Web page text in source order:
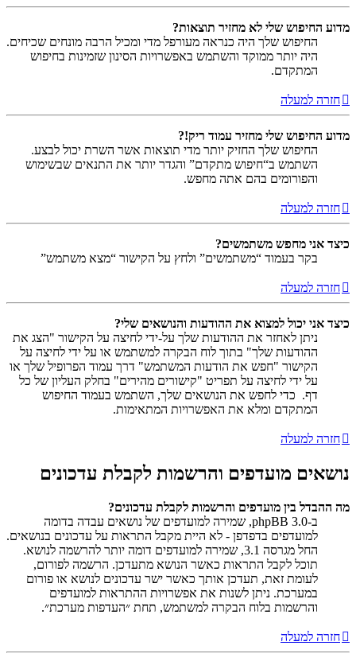
מדוע החיפוש שלי לא מחזיר תוצאות?
החיפוש שלך היה כנראה מעורפל מדי ומכיל הרבה מונחים שכיחים.
היה יותר ממוקד והשתמש באפשרויות הסינון שזמינות בחיפוש
המתקדם.
חזרה למעלה
מדוע החיפוש שלי מחזיר עמוד ריק!?
החיפוש שלך החזיק יותר מדי תוצאות אשר השרת יכול לבצע.
השתמש ב“חיפוש מתקדם” והגדר יותר את התנאים שבשימוש
והפורומים בהם אתה מחפש.
חזרה למעלה
כיצד אני מחפש משתמשים?
בקר בעמוד “משתמשים” ולחץ על הקישור “מצא משתמש”
חזרה למעלה
כיצד אני יכול למצוא את ההודעות והנושאים שלי?
ניתן לאחזר את ההודעות שלך על-ידי לחיצה על הקישור "הצג את
ההודעות שלך" בתוך לוח הבקרה למשתמש או על ידי לחיצה על
הקישור "חפש את הודעות המשתמש" דרך עמוד הפרופיל שלך או
על ידי לחיצה על תפריט "קישורים מהירים" בחלק העליון של כל
דף. כדי לחפש את הנושאים שלך, השתמש בעמוד החיפוש
המתקדם ומלא את האפשרויות המתאימות.
חזרה למעלה
נושאים מועדפים והרשמות לקבלת עדכונים
מה ההבדל בין מועדפים והרשמות לקבלת עדכונים?
ב-phpBB 3.0, שמירה למועדפים של נושאים עבדה בדומה
למועדפים בדפדפן - לא היית מקבל התראות על עדכונים בנושאים.
החל מגרסה 3.1, שמירה למועדפים דומה יותר להרשמה לנושא.
תוכל לקבל התראות כאשר הנושא מתעדכן. הרשמה לפורום,
לעומת זאת, תעדכן אותך כאשר ישר עדכונים לנושא או פורום
במערכת. ניתן לשנות את אפשרויות ההתראות למועדפים
והרשמות בלוח הבקרה למשתמש, תחת ״העדפות מערכת״.
חזרה למעלה